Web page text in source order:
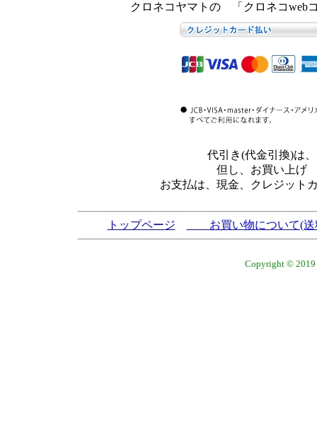
クロネコヤマトの 「クロネコweb
代引き(代金引換)は
但し、お買い上げ
お支払は、現金、クレジット
トップページ お買い物について(
Copyright © 2019